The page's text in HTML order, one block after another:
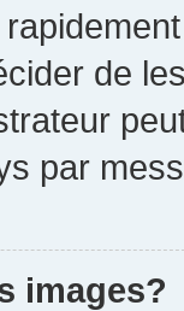
de
par
images?